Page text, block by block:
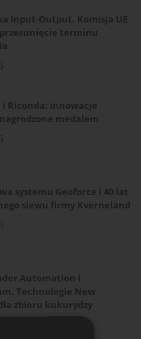
Input-Output. Komisja UE
terminu
i Riconda: innowacje
medalem
systemu Geoforce i 40 lat
siewu firmy Kverneland
Automation i
Technologie New
zbioru kukurydzy